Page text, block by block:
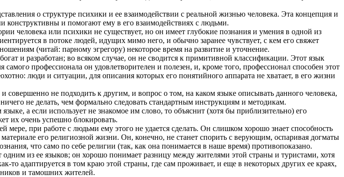
о структуре психики и ее взаимодействии с реальной жизнью человека. Эта концепция и
конструктивны и помогают ему в его взаимодействиях с людьми.
человека или психики не существует, но он имеет глубокие познания и умения в одной из
в потоке людей, идущих мимо него, и обычно заранее чувствует, с кем его свяжет
(читай: парному эгрегору) некоторое время на развитие и уточнение.
и разработан; во всяком случае, он не сводится к примитивной классификации. Этот язык
самого профессионала он удовлетворителен и полезен, и, кроме того, профессионал способен этот
люди и ситуации, для описания которых его понятийного аппарата не хватает, в его жизни
не подходить к другим, и вопрос о том, на каком языке описывать данного человека,
не делать, чем формально следовать стандартным инструкциям и методикам.
а если использует не знакомое им слово, то объяснит (хотя бы приблизительно) его
их очень успешно блокировать.
при работе с людьми ему этого не удается сделать. Он слишком хорошо знает способность
его религиозной жизни. Он, конечно, не станет спорить с верующим, оспаривая догматы
что само по себе религии (так, как она понимается в наше время) противопоказано.
из ее языков; он хорошо понимает разницу между жителями этой страны и туристами, хотя
адаптируется в том краю этой страны, где сам проживает, и еще в некоторых других ее краях,
и тамошних жителей.